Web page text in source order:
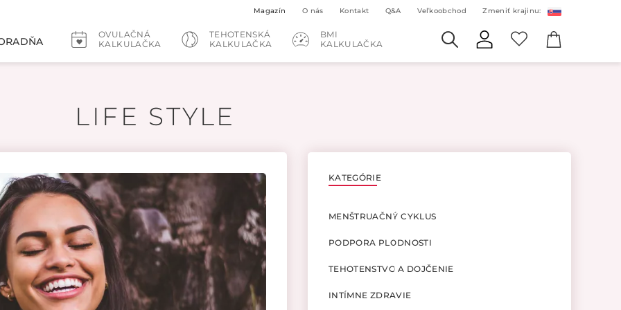
LIFE STYLE
KATEGÓRIE
MENŠTRUAČNÝ CYKLUS
PODPORA PLODNOSTI
TEHOTENSTVO A DOJČENIE
INTÍMNE ZDRAVIE
OVULAČNÁ
KALKULAČKA
TEHOTENSKÁ
KALKULAČKA
BMI
KALKULAČKA
Magazín O nás Kontakt Q&A Veľkoobchod Zmeniť krajinu: